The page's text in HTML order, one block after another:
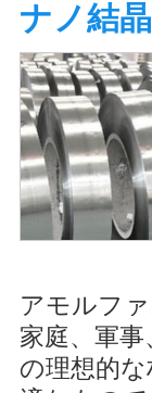
ナノ結
アモルフ
家庭、軍
の理想的